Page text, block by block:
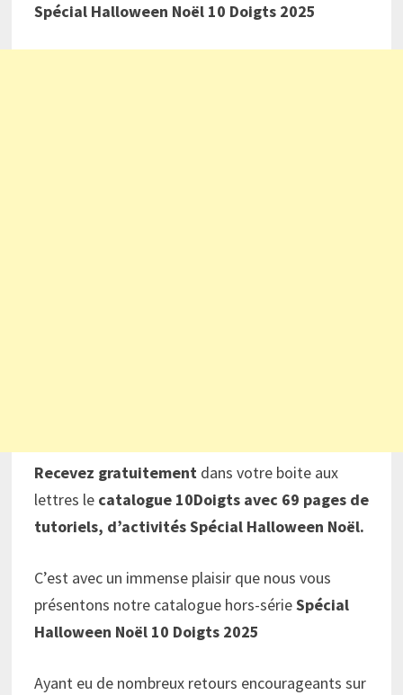
Spécial Halloween Noël 10 Doigts 2025
Recevez gratuitement dans votre boite aux
lettres lecatalogue 10Doigts avec 69 pages de
tutoriels, d’activités Spécial Halloween Noël.
C’est avec un immense plaisir que nous vous
présentons notre catalogue hors-sérieSpécial
Halloween Noël 10 Doigts 2025
Ayant eu de nombreux retours encourageants sur